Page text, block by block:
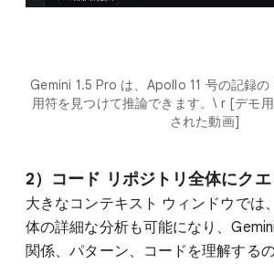
Gemini 1.5 Pro は、Apollo 11 号の記録の
用符を見つけて推論できます。\ r [デモ
された動画]
2）コード リポジトリ全体にク
大きなコンテキスト ウィンドウでは
体の詳細な分析も可能になり、
関係、パターン、コードを理解する